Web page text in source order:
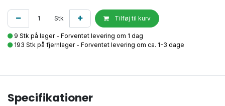
Stk Tilføj til kurv
9 Stk på lager - Forventet levering om 1 dag
193 Stk på fjernlager - Forventet levering om ca. 1-3 dage
Specifikationer